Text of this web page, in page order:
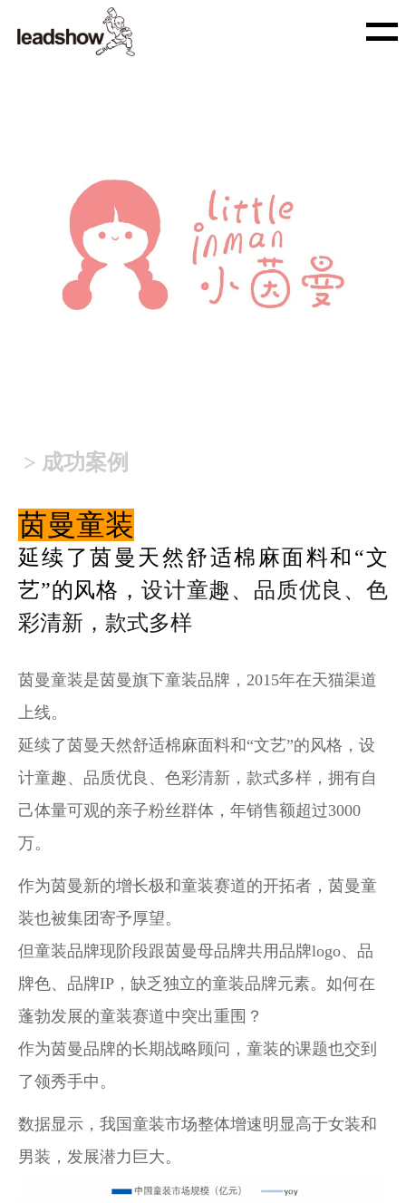
> 成功案例
茵曼童装
延续了茵曼天然舒适棉麻面料和“文
艺”的风格， 设计童趣、品质优良、色
彩清新，款式多样
茵曼童装是茵曼旗下童装品牌，2015年在天猫渠道
上线。
延续了茵曼天然舒适棉麻面料和“文艺”的风格， 设
计童趣、品质优良、色彩清新，款式多样，拥有自
己体量可观的亲子粉丝群体，年销售额超过3000
万。
作为茵曼新的增长极和童装赛道的开拓者，茵曼童
装也被集团寄予厚望。
但童装品牌现阶段跟茵曼母品牌共用品牌logo、品
牌色、品牌IP，缺乏独立的童装品牌元素。如何在
蓬勃发展的童装赛道中突出重围？
作为茵曼品牌的长期战略顾问，童装的课题也交到
了领秀手中。
数据显示，我国童装市场整体增速明显高于女装和
男装，发展潜力巨大。